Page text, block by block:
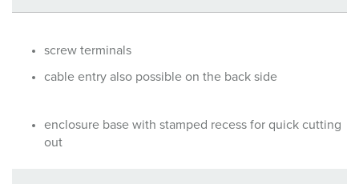
screw terminals
cable entry also possible on the back side
enclosure base with stamped recess for quick cutting
out